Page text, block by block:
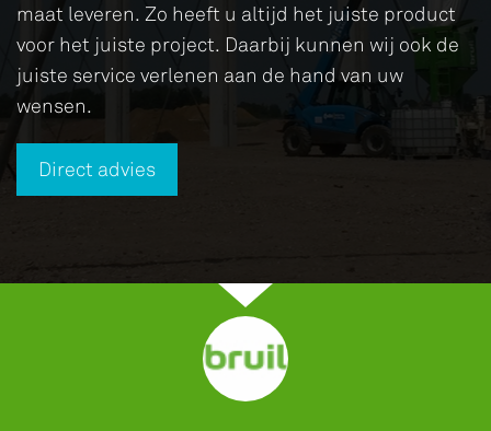
maat leveren. Zo heeft u altijd het juiste product
voor het juiste project. Daarbij kunnen wij ook de
juiste service verlenen aan de hand van uw
wensen.
Direct advies